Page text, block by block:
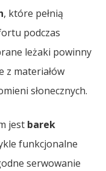
, które pełnią
podczas
leżaki powinny
z materiałów
słonecznych.
jest barek
funkcjonalne
serwowanie